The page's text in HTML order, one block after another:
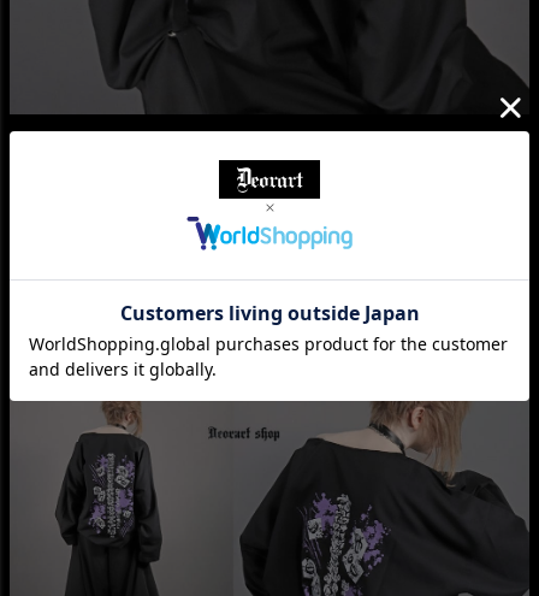
DRT2853 [ディオラート・ホスピタル] ナースキャップ・ヘッドドレス
GD007 アクリル BIGチャーム ネックレス＆ペンダント [スプラッシュ]
DRT2855 [ディオラート・ホスピタル] 手術着風 シャツロンT [脊椎]